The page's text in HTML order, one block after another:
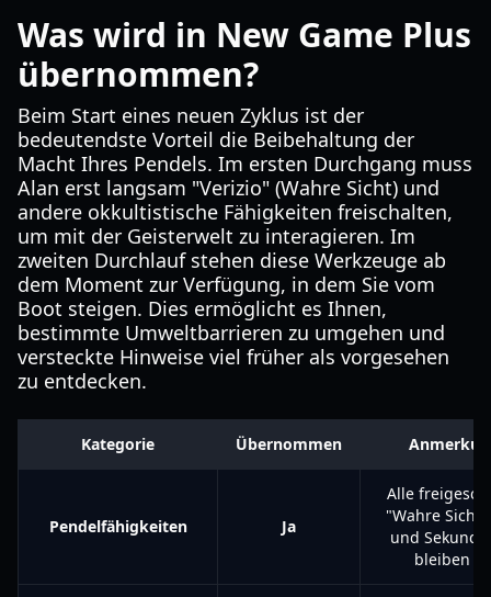
Was wird in New Game Plus
übernommen?
Beim Start eines neuen Zyklus ist der
bedeutendste Vorteil die Beibehaltung der
Macht Ihres Pendels. Im ersten Durchgang muss
Alan erst langsam "Verizio" (Wahre Sicht) und
andere okkultistische Fähigkeiten freischalten,
um mit der Geisterwelt zu interagieren. Im
zweiten Durchlauf stehen diese Werkzeuge ab
dem Moment zur Verfügung, in dem Sie vom
Boot steigen. Dies ermöglicht es Ihnen,
bestimmte Umweltbarrieren zu umgehen und
versteckte Hinweise viel früher als vorgesehen
zu entdecken.
Kategorie Übernommen
Pendelfähigkeiten Ja
Alle
"Wahre
und
bleiben